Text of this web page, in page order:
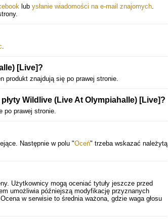
lub ysłanie wiadomości na e-mail znajomych.
.
[Live]?
produkt znajdują się po prawej stronie.
Wildlive (Live At Olympiahalle) [Live]?
po prawej stronie.
Następnie w polu "Oceń" trzeba wskazać należytą
Użytkownicy mogą oceniać tytuły jeszcze przed
umożliwia późniejszą modyfikację przyznanych
w serwisie to średnia ważona, gdzie waga głosu